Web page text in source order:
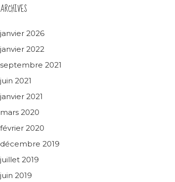
ARCHIVES
janvier 2026
janvier 2022
septembre 2021
juin 2021
janvier 2021
mars 2020
février 2020
décembre 2019
juillet 2019
juin 2019